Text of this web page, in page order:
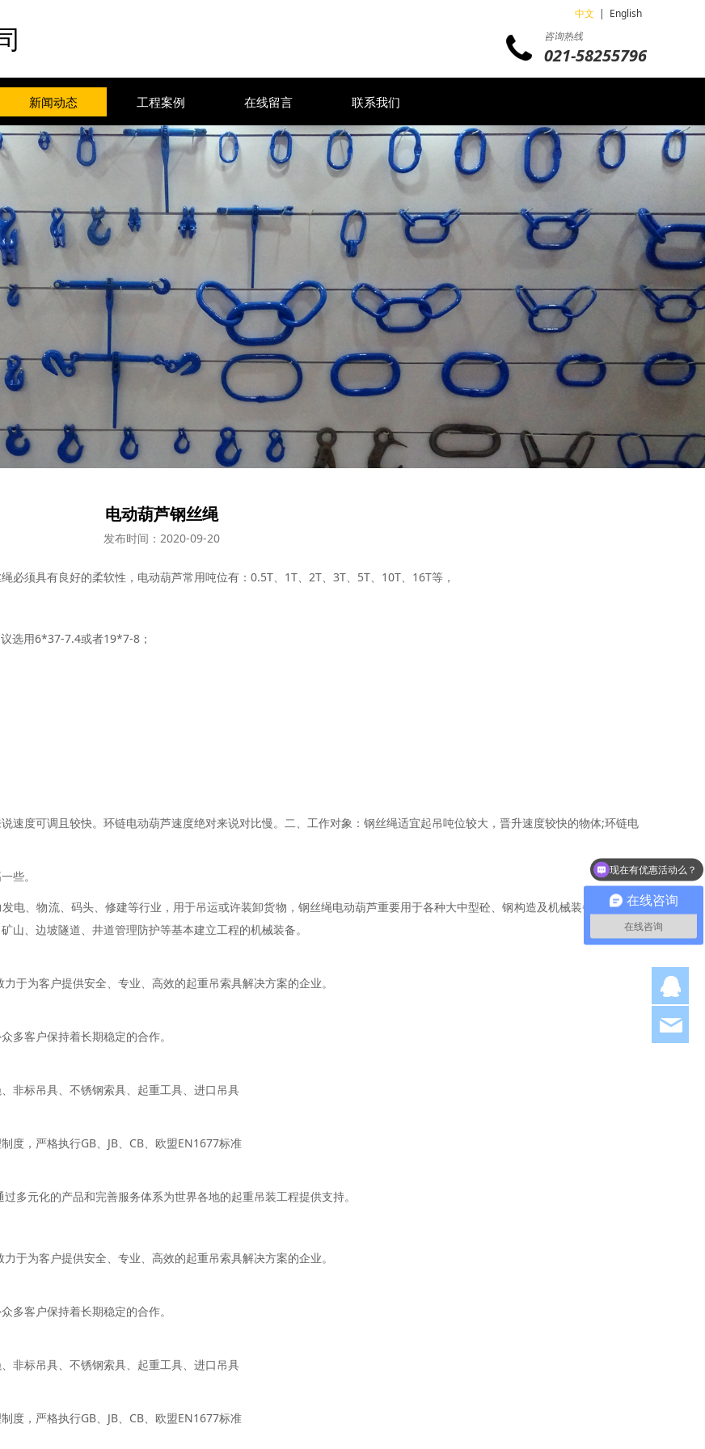
中文 | English
咨询热线
021-58255796
新闻动态 工程案例 在线留言 联系我们
电动葫芦钢丝绳
发布时间：2020-09-20
必须具有良好的柔软性，电动葫芦常用吨位有：0.5T、1T、2T、3T、5T、10T、16T等，
选用6*37-7.4或者19*7-8；
速度可调且较快。环链电动葫芦速度绝对来说对比慢。二、工作对象：钢丝绳适宜起吊吨位较大，晋升速度较快的物体;环链电
些。
电、物流、码头、修建等行业，用于吊运或许装卸货物，钢丝绳电动葫芦重要用于各种大中型砼、钢构造及机械装备的装置和
、边坡隧道、井道管理防护等基本建立工程的机械装备。
于为客户提供安全、专业、高效的起重吊索具解决方案的企业。
多客户保持着长期稳定的合作。
非标吊具、不锈钢索具、起重工具、进口吊具
度，严格执行GB、JB、CB、欧盟EN1677标准
多元化的产品和完善服务体系为世界各地的起重吊装工程提供支持。
于为客户提供安全、专业、高效的起重吊索具解决方案的企业。
多客户保持着长期稳定的合作。
非标吊具、不锈钢索具、起重工具、进口吊具
度，严格执行GB、JB、CB、欧盟EN1677标准
在线咨询
在线咨询
可以介绍下你们的产品么？